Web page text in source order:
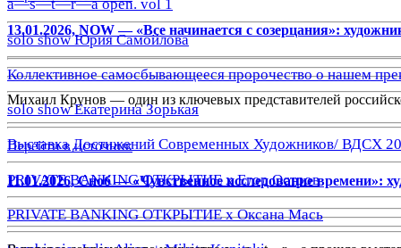
a—s—t—r—a open. vol 1
solo show Юрия Самойлова
Коллективное самосбывающееся пророчество о нашем
solo show Екатерина Зорькая
Выставка Достижений Современных Художников/ ВДСХ
PRIVATE BANKING ОТКРЫТИЕ х Егор Остров
PRIVATE BANKING ОТКРЫТИЕ х Оксана Мась
13.01.2026, NOW — «Все начинается с созерцания»:
Михаил Крунов — один из ключевых представителей
Перейти в источник
11.01.2026, Сноб — «Чувственное исследование времени»: